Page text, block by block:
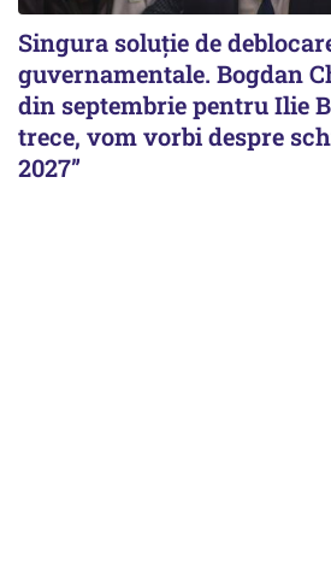
Singura soluție de
guvernamentale. Bogdan
din septembrie pentru Ilie
trece, vom vorbi despre
2027”